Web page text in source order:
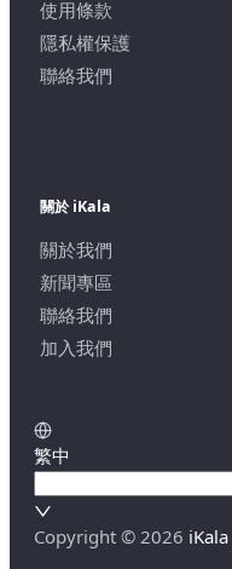
使用條款
隱私權保護
聯絡我們
關於 iKala
關於我們
新聞專區
聯絡我們
加入我們
繁中
Copyright © 2026 iKala